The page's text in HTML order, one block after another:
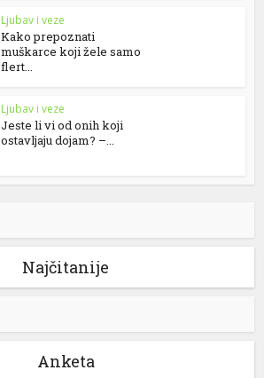
Ljubav i veze
Kako prepoznati
muškarce koji žele samo
flert...
Ljubav i veze
Jeste li vi od onih koji
ostavljaju dojam? –...
Najčitanije
Anketa